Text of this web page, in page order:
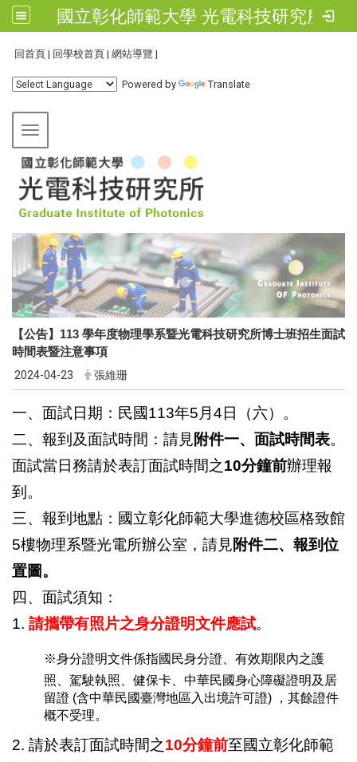
國立彰化師範大學 光電科技研究所
回首頁 | 回學校首頁 | 網站導覽 |
Powered by Translate
Toggle navigation
【公告】113 學年度物理學系暨光電科技研究所博士班招生面試
時間表暨注意事項
2024-04-23 張維珊
一、面試日期：民國113年5月4日（六）。
二、報到及面試時間：請見附件一、面試時間表。
面試當日務請於表訂面試時間之10分鐘前辦理報
到。
三、報到地點：國立彰化師範大學進德校區格致館
5樓物理系暨光電所辦公室，請見附件二、報到位
置圖。
四、面試須知：
1. 請攜帶有照片之身分證明文件應試。
※身分證明文件係指國民身分證、有效期限內之護
照、駕駛執照、健保卡、中華民國身心障礙證明及居
留證 (含中華民國臺灣地區入出境許可證) ，其餘證件
概不受理。
2. 請於表訂面試時間之10分鐘前至國立彰化師範